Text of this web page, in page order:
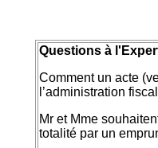
Questions à
Comment un acte
l’administration
Mr et Mme
totalité par un